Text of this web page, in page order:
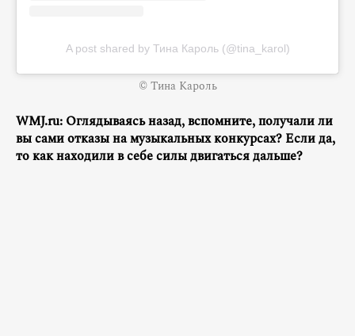
A post shared by Тина Кароль (@tina_karol)
© Тина Кароль
WMJ.ru: Оглядываясь назад, вспомните, получали ли
вы сами отказы на музыкальных конкурсах? Если да,
то как находили в себе силы двигаться дальше?